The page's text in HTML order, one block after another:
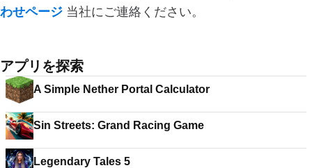
わせページ 当社にご連絡ください。
アプリを探索
A Simple Nether Portal Calculator
Sin Streets: Grand Racing Game
Legendary Tales 5